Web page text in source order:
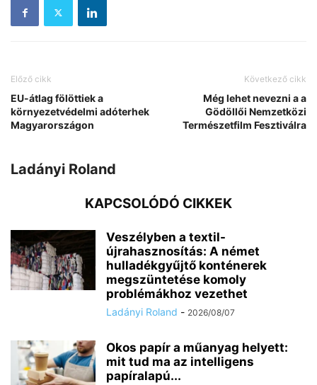
Előző cikk
EU-átlag fölöttiek a
környezetvédelmi adóterhek
Magyarországon
Következő cikk
Még lehet nevezni a a
Gödöllői Nemzetközi
Természetfilm Fesztiválra
Ladányi Roland
KAPCSOLÓDÓ CIKKEK
Veszélyben a textil-
újrahasznosítás: A német
hulladékgyűjtő konténerek
megszüntetése komoly
problémákhoz vezethet
Ladányi Roland - 2026/08/07
Okos papír a műanyag helyett:
mit tud ma az intelligens
papíralapú...